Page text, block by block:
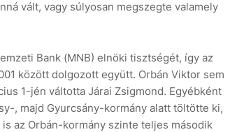
vált, vagy súlyosan megszegte valamely
Bank (MNB) elnöki tisztségét, így az
között dolgozott együtt. Orbán Viktor sem
1-jén váltotta Járai Zsigmond. Egyébként
, majd Gyurcsány-kormány alatt töltötte ki,
az Orbán-kormány szinte teljes második